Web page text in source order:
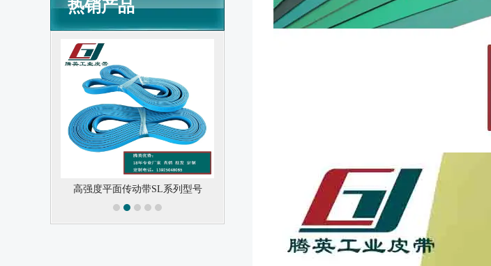
热销产品
高强度平面传动带SL系列型号 PU同步带